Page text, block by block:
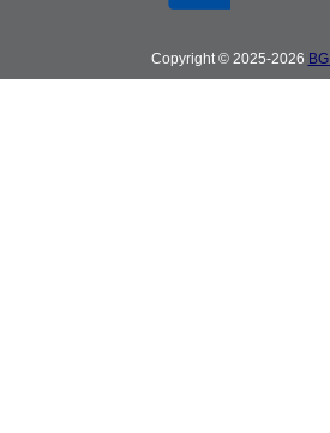
Copyright © 2025-2026